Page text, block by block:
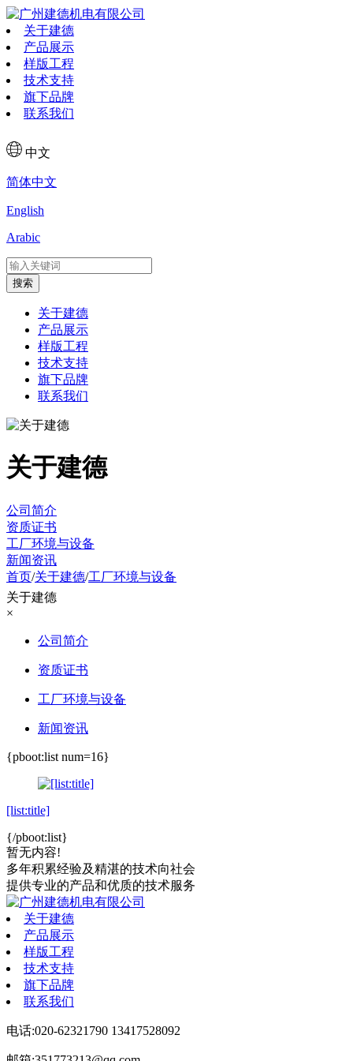
关于建德
产品展示
样版工程
技术支持
旗下品牌
联系我们
中文
简体中文
English
Arabic
搜索
关于建德
产品展示
样版工程
技术支持
旗下品牌
联系我们
关于建德
公司简介
资质证书
工厂环境与设备
新闻资讯
首页/关于建德/工厂环境与设备
关于建德
×
公司简介
资质证书
工厂环境与设备
新闻资讯
{pboot:list num=16}
[list:title]
{/pboot:list}
暂无内容!
多年积累经验及精湛的技术向社会
提供专业的产品和优质的技术服务
关于建德
产品展示
样版工程
技术支持
旗下品牌
联系我们
电话:020-62321790 13417528092